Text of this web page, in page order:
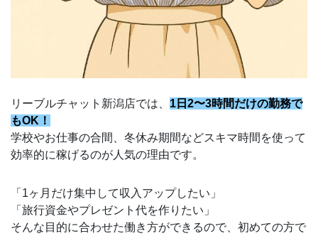
リーブルチャット新潟店では、 1日2〜3時間だけの勤務で
もOK！
学校やお仕事の合間、冬休み期間などスキマ時間を使って
効率的に稼げるのが人気の理由です。
「1ヶ月だけ集中して収入アップしたい」
「旅行資金やプレゼント代を作りたい」
そんな目的に合わせた働き方ができるので、初めての方で